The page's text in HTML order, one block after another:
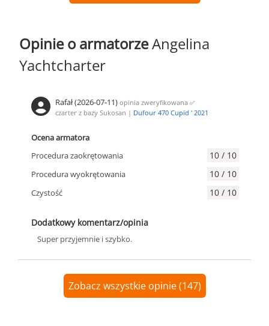
Opinie o armatorzeAngelina
Yachtcharter
Rafał (2026-07-11) opinia zweryfikowana ✅
czarter z bazy Sukosan | Dufour 470 Cupid ' 2021
Ocena armatora
Procedura zaokrętowania
10 / 10
Procedura wyokrętowania 10 / 10
Czystość 10 / 10
Dodatkowy komentarz/opinia
Super przyjemnie i szybko.
Zobacz wszystkie opinie (147)